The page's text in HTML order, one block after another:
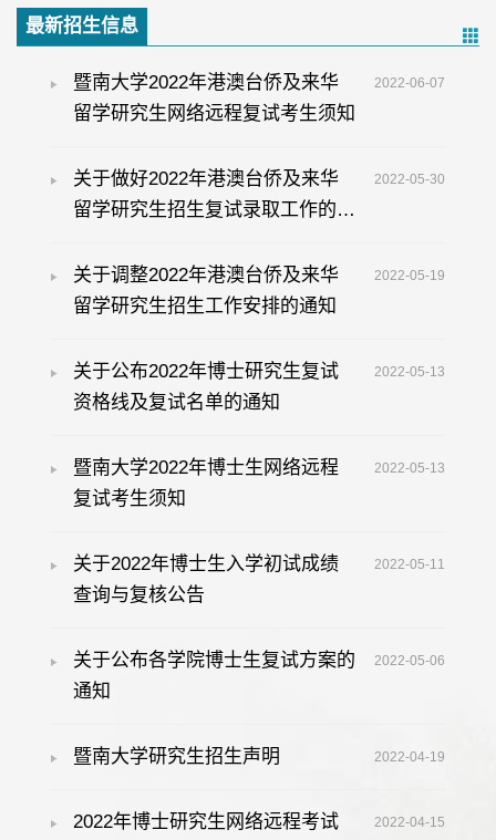
最新招生信息
暨南大学2022年港澳台侨及来华
留学研究生网络远程复试考生须知
2022-06-07
关于做好2022年港澳台侨及来华
留学研究生招生复试录取工作的通
2022-05-30
关于调整2022年港澳台侨及来华
留学研究生招生工作安排的通知
2022-05-19
关于公布2022年博士研究生复试
资格线及复试名单的通知
2022-05-13
暨南大学2022年博士生网络远程
复试考生须知
2022-05-13
关于2022年博士生入学初试成绩
查询与复核公告
2022-05-11
关于公布各学院博士生复试方案的
通知
2022-05-06
暨南大学研究生招生声明 2022-04-19
2022年博士研究生网络远程考试
2022-04-15